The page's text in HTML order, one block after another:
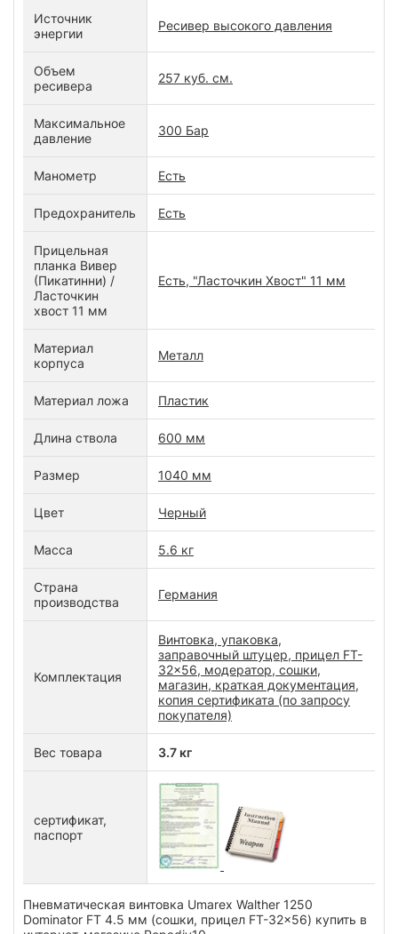
Источник
энергии
Ресивер высокого давления
Объем
ресивера
257 куб. см.
Максимальное
давление
300 Бар
Манометр Есть
Предохранитель Есть
Прицельная
планка Вивер
(Пикатинни) /
Ласточкин
хвост 11 мм
Есть, "Ласточкин Хвост" 11 мм
Материал
корпуса
Металл
Материал ложа Пластик
Длина ствола 600 мм
Размер 1040 мм
Цвет Черный
Масса 5.6 кг
Страна
производства
Германия
Комплектация
Винтовка, упаковка,
заправочный штуцер, прицел FT-
32x56, модератор, сошки,
магазин, краткая документация,
копия сертификата (по запросу
покупателя)
Вес товара 3.7 кг
сертификат,
паспорт
Пневматическая винтовка Umarex Walther 1250
Dominator FT 4.5 мм (сошки, прицел FT-32x56) купить в